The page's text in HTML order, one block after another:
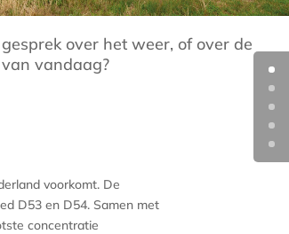
over het weer, of over de
vandaag?
voorkomt. De
D53 en D54. Samen met
concentratie